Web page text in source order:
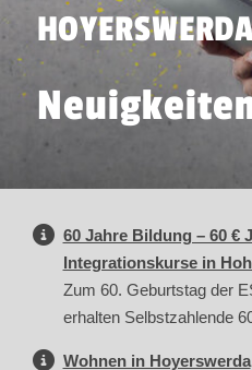
60 Jahre Bildung – 60 €
Integrationskurse in
Zum 60. Geburtstag der
erhalten Selbstzahlende
Wohnen in Hoyerswerda